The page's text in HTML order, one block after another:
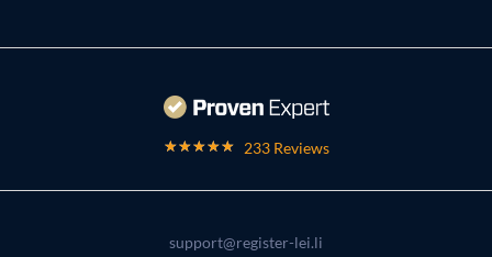
233 Reviews
support@register-lei.li